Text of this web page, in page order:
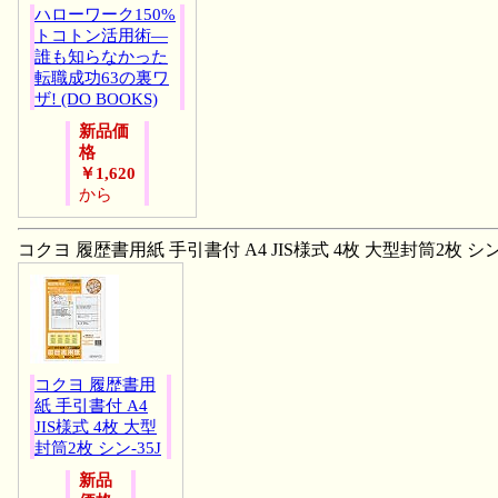
ハローワーク150%
トコトン活用術―
誰も知らなかった
転職成功63の裏ワ
ザ! (DO BOOKS)
新品価
格
￥1,620
から
コクヨ 履歴書用紙 手引書付 A4 JIS様式 4枚 大型封筒2枚 シ
コクヨ 履歴書用
紙 手引書付 A4
JIS様式 4枚 大型
封筒2枚 シン-35J
新品